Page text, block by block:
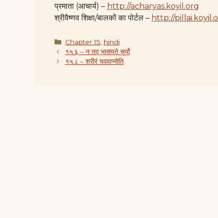
प्रमाता (आचार्य) – http://acharyas.koyil.org
श्रीवैष्णव शिक्षा/बालकों का पोर्टल – http://
Categories
Chapter 15 hindi
१५.६ – न तद् भासयते सूर्यो
१५.८ – शरीरं यदवाप्नोति